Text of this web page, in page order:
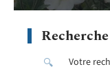
Recherche